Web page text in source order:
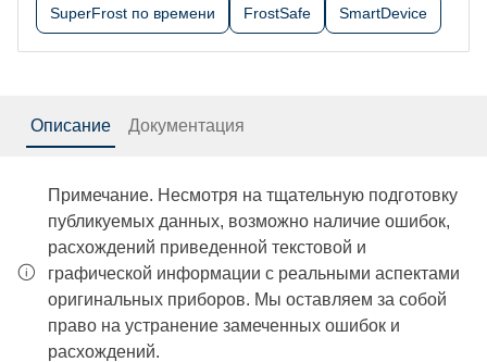
SuperFrost по времени FrostSafe SmartDevice
Описание Документация
Примечание. Несмотря на тщательную подготовку
публикуемых данных, возможно наличие ошибок,
расхождений приведенной текстовой и
графической информации с реальными аспектами
оригинальных приборов. Мы оставляем за собой
право на устранение замеченных ошибок и
расхождений.